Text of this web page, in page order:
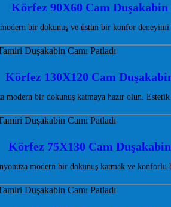
Körfez 90X60 Cam Duşakabin
bir dokunuş ve üstün bir konfor
Körfez 130X120 Cam
modern bir dokunuş katmaya hazır olun.
Körfez 75X130 Cam Duşakabin
modern bir dokunuş katmak ve